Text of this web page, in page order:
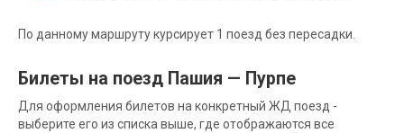
По данному маршруту курсирует 1 поезд без пересадки.
Билеты на поезд Пашия — Пурпе
Для оформления билетов на конкретный ЖД поезд -
выберите его из списка выше, где отображаются все